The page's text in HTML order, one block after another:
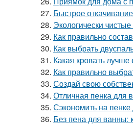
27. Быстрое
28. Экологически
29. Как правильно
30. Как выбрать
31. Какая кровать
32. Как правильно
33. Создай свою
34. Отличная пенка для
35. Сэкономить на
36. Без пена для ванны: